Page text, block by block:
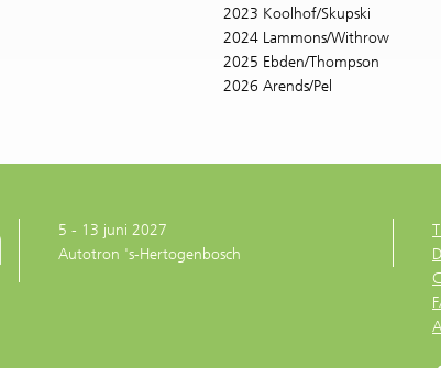
2023 Koolhof/Skupski
2024 Lammons/Withrow
2025 Ebden/Thompson
2026 Arends/Pel
5 - 13 juni 2027
Autotron 's-Hertogenbosch